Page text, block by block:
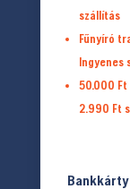
szállítás
Fűnyíró
Ingyenes
50.000
2.990 Ft